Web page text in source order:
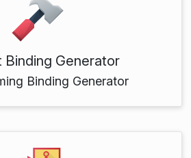
Binding Generator
Binding Generator